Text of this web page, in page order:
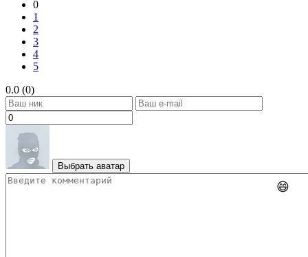
0
1
2
3
4
5
0.0 (0)
Выбрать аватар
😄